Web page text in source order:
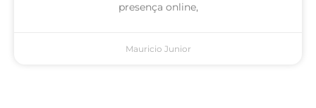
presença online,
Mauricio Junior